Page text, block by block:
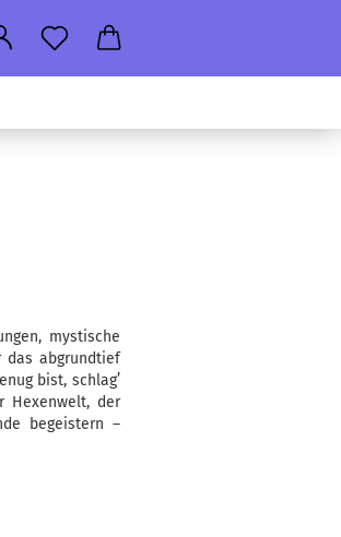
mystische
das abgrundtief
bist, schlag’
Hexenwelt, der
begeistern –